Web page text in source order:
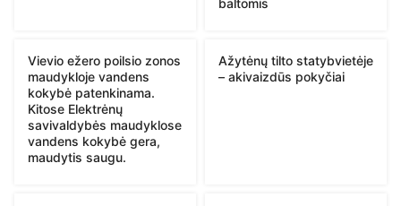
baltomis
Vievio ežero poilsio zonos
maudykloje vandens
kokybė patenkinama.
Kitose Elektrėnų
savivaldybės maudyklose
vandens kokybė gera,
maudytis saugu.
Ažytėnų tilto statybvietėje
– akivaizdūs pokyčiai